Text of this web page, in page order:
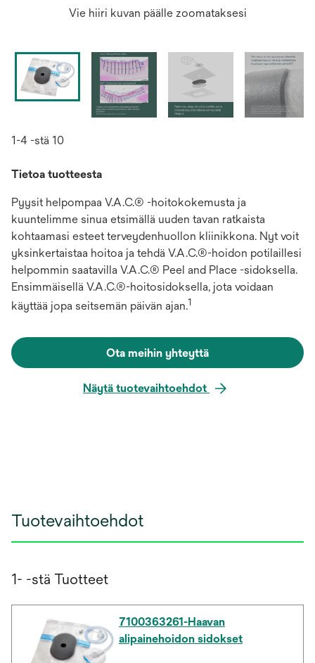
Vie hiiri kuvan päälle zoomataksesi
1-4 -stä 10
Tietoa tuotteesta
Pyysit helpompaa V.A.C.® -hoitokokemusta ja
kuuntelimme sinua etsimällä uuden tavan ratkaista
kohtaamasi esteet terveydenhuollon kliinikkona. Nyt voit
yksinkertaistaa hoitoa ja tehdä V.A.C.®-hoidon potilaillesi
helpommin saatavilla V.A.C.® Peel and Place -sidoksella.
Ensimmäisellä V.A.C.®-hoitosidoksella, jota voidaan
käyttää jopa seitsemän päivän ajan.1
Ota meihin yhteyttä
Näytä tuotevaihtoehdot
Tuotevaihtoehdot
1- -stä Tuotteet
7100363261-Haavan
alipainehoidon sidokset